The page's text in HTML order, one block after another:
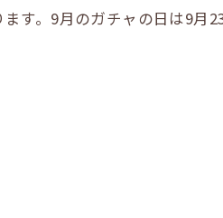
す。9月のガチャの日は9月